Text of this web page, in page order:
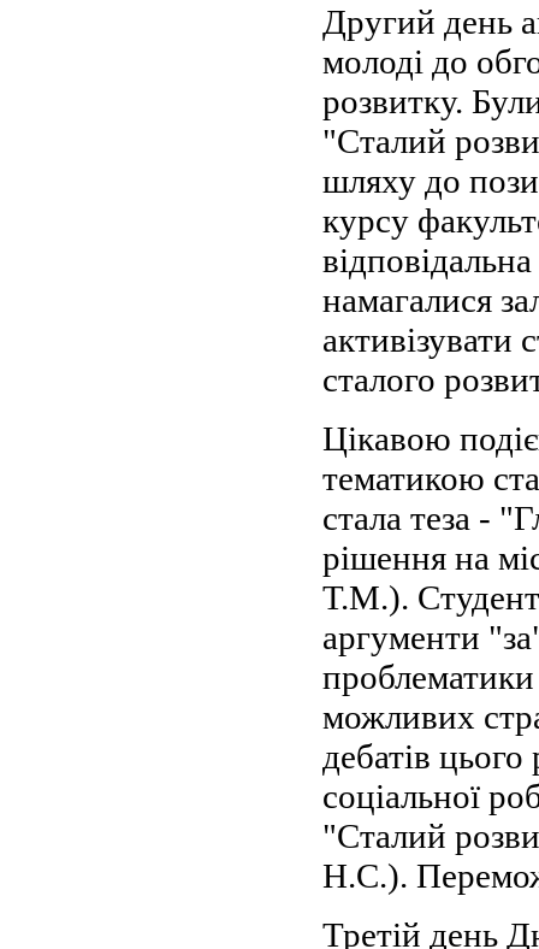
Другий день
молоді до
розвитку.
"Сталий
шляху до
курсу
намагалися
активізувати
сталого
Цікавою
тематикою
стала теза -
рішення на
Т.М.).
аргументи
можливих
дебатів
соціальної
"Сталий
Н.С.).
Третій день